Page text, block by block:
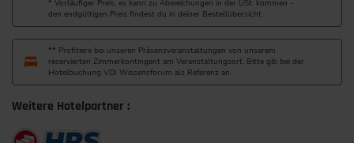
* Vorläufiger Preis, es kann zu Abweichungen in der USt. kommen -
den endgültigen Preis findest du in deiner Bestellübersicht.
** Profitiere bei unseren Präsenzveranstaltungen von unserem
reservierten Zimmerkontingent am Veranstaltungsort. Bitte gib bei der
Hotelbuchung VDI Wissensforum als Referenz an.
Weitere Hotelpartner :